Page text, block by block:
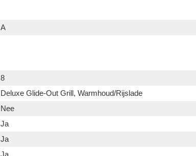
A
8
Deluxe Glide-Out Grill, Warmhoud/Rijslade
Nee
Ja
Ja